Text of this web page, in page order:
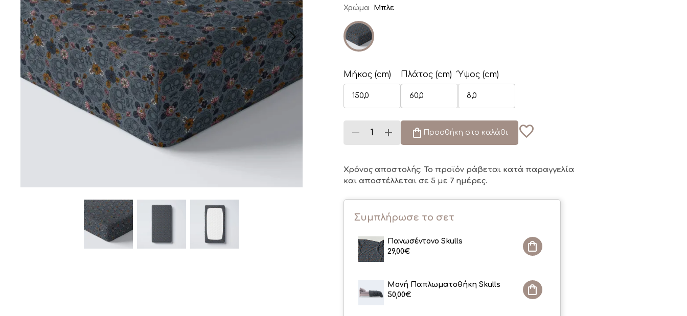
Χρώμα Μπλε
Μήκος (cm) Πλάτος (cm) Ύψος (cm)
Προσθήκη στο καλάθι
Χρόνος αποστολής: Το προϊόν ράβεται κατά παραγγελία
και αποστέλλεται σε 5 με 7 ημέρες.
Συμπλήρωσε το σετ
Πανωσέντονο Skulls
29,00€
Μονή Παπλωματοθήκη Skulls
50,00€